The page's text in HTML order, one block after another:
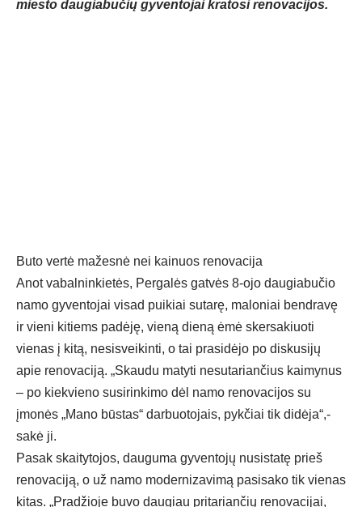
miesto daugiabučių gyventojai kratosi renovacijos.
Buto vertė mažesnė nei kainuos renovacija
Anot vabalninkietės, Pergalės gatvės 8-ojo daugiabučio
namo gyventojai visad puikiai sutarę, maloniai bendravę
ir vieni kitiems padėję, vieną dieną ėmė skersakiuoti
vienas į kitą, nesisveikinti, o tai prasidėjo po diskusijų
apie renovaciją. „Skaudu matyti nesutariančius kaimynus
– po kiekvieno susirinkimo dėl namo renovacijos su
įmonės „Mano būstas“ darbuotojais, pykčiai tik didėja“,-
sakė ji.
Pasak skaitytojos, dauguma gyventojų nusistatę prieš
renovaciją, o už namo modernizavimą pasisako tik vienas
kitas. „Pradžioje buvo daugiau pritariančių renovacijai,